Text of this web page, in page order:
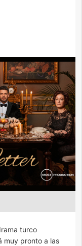
turco
muy pronto a las